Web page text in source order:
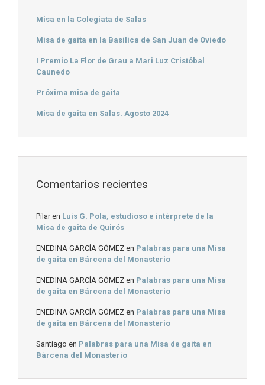
Misa en la Colegiata de Salas
Misa de gaita en la Basílica de San Juan de Oviedo
I Premio La Flor de Grau a Mari Luz Cristóbal
Caunedo
Próxima misa de gaita
Misa de gaita en Salas. Agosto 2024
Comentarios recientes
Pilaren Luis G. Pola, estudioso e intérprete de la
Misa de gaita de Quirós
ENEDINA GARCÍA GÓMEZ en Palabras para una Misa
de gaita en Bárcena del Monasterio
ENEDINA GARCÍA GÓMEZ en Palabras para una Misa
de gaita en Bárcena del Monasterio
ENEDINA GARCÍA GÓMEZ en Palabras para una Misa
de gaita en Bárcena del Monasterio
Santiago en Palabras para una Misa de gaita en
Bárcena del Monasterio